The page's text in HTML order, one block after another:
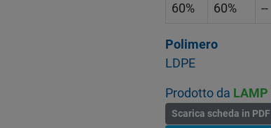
60% 60% --
Polimero
LDPE
Prodotto da LAMP
Scarica scheda in PDF